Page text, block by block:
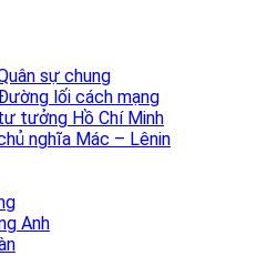
sự chung
lối cách mạng
tưởng Hồ Chí Minh
nghĩa Mác – Lênin
Anh